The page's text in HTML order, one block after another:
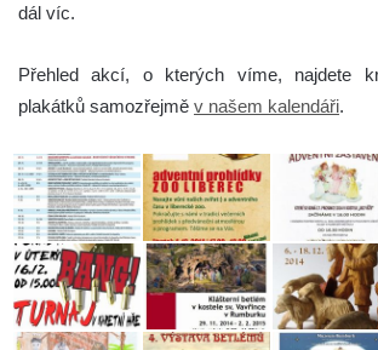
dál víc.
Přehled akcí, o kterých víme, najdete
plakátků samozřejmě v našem kalendáři.